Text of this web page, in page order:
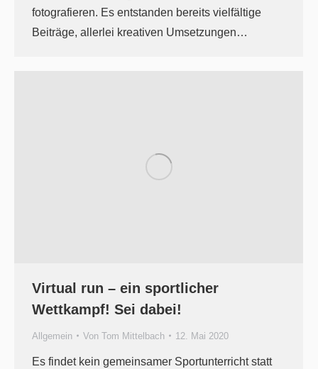
fotografieren. Es entstanden bereits vielfältige
Beiträge, allerlei kreativen Umsetzungen…
Virtual run – ein sportlicher
Wettkampf! Sei dabei!
Allgemein Von Tom Mittelbach 12. Mai 2020
Es findet kein gemeinsamer Sportunterricht statt